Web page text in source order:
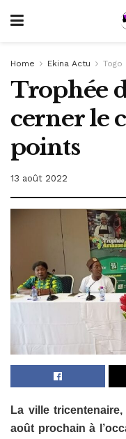
Home Ekina Actu Togo
Trophée
cerner le
points
13 août 2022
La ville
août prochain à